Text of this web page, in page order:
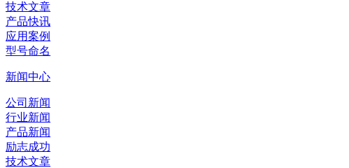
技术文章
产品快讯
应用案例
型号命名
新闻中心
公司新闻
行业新闻
产品新闻
励志成功
技术文章